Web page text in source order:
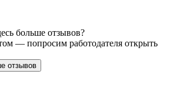
больше отзывов?
— попросим работодателя открыть
отзывов